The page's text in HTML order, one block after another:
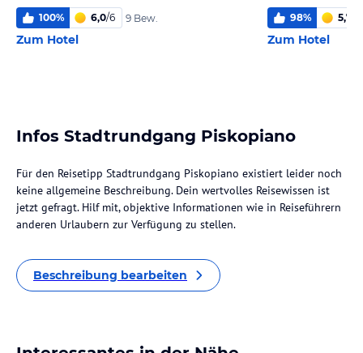
100% 6,0/6 9 Bew.
Zum Hotel
98% 5,7
Zum Hotel
Infos Stadtrundgang Piskopiano
Für den Reisetipp Stadtrundgang Piskopiano existiert leider noch
keine allgemeine Beschreibung. Dein wertvolles Reisewissen ist
jetzt gefragt. Hilf mit, objektive Informationen wie in Reiseführern
anderen Urlaubern zur Verfügung zu stellen.
Beschreibung bearbeiten